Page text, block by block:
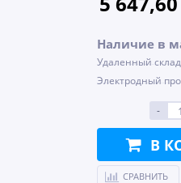
Наличие в
Удаленный склад
Электродный
-
В
СРАВНИТЬ